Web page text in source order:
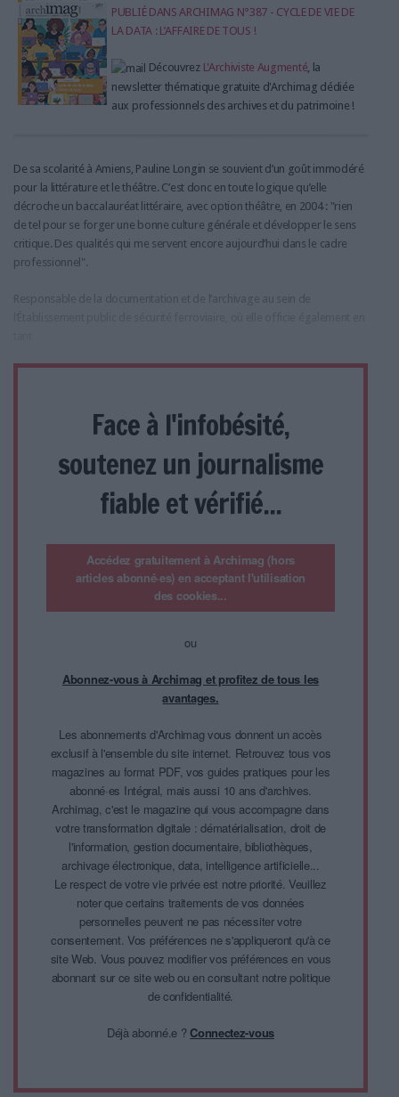
PUBLIÉ DANS ARCHIMAG N°387 - CYCLE DE VIE DE
LA DATA : L’AFFAIRE DE TOUS !
Découvrez L'Archiviste Augmenté , la
newsletter thématique gratuite d'Archimag dédiée
aux professionnels des archives et du patrimoine !
De sa scolarité à Amiens, Pauline Longin se souvient d’un goût immodéré
pour la littérature et le théâtre. C’est donc en toute logique qu’elle
décroche un baccalauréat littéraire, avec option théâtre, en 2004 : "rien
de tel pour se forger une bonne culture générale et développer le sens
critique. Des qualités qui me servent encore aujourd’hui dans le cadre
professionnel".
Responsable de la documentation et de l’archivage au sein de
Face à l'infobésité,
soutenez un journalisme
fiable et vérifié...
Accédez gratuitement à Archimag (hors
articles abonné·es) en acceptant l'utilisation
des cookies...
ou
Abonnez-vous à Archimag et profitez de tous les
avantages.
Les abonnements d'Archimag vous donnent un accès
exclusif à l'ensemble du site internet. Retrouvez tous vos
magazines au format PDF, vos guides pratiques pour les
abonné·es Intégral, mais aussi 10 ans d'archives.
Archimag, c'est le magazine qui vous accompagne dans
votre transformation digitale : dématérialisation, droit de
l'information, gestion documentaire, bibliothèques,
archivage électronique, data, intelligence artificielle...
Le respect de votre vie privée est notre priorité. Veuillez
noter que certains traitements de vos données
personnelles peuvent ne pas nécessiter votre
consentement. Vos préférences ne s'appliqueront qu'à ce
site Web. Vous pouvez modifier vos préférences en vous
abonnant sur ce site web ou en consultant notre politique
de confidentialité.
Déjà abonné.e ?Connectez-vous